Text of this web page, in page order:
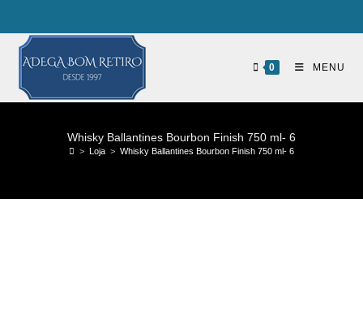
0 MENU
Whisky Ballantines Bourbon Finish 750 ml- 6
> Loja > Whisky Ballantines Bourbon Finish 750 ml- 6